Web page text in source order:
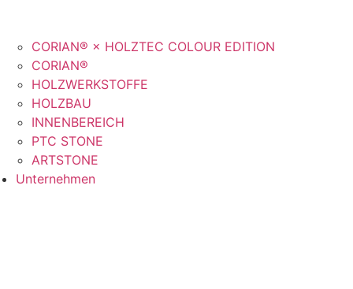
CORIAN® × HOLZTEC COLOUR EDITION
CORIAN®
HOLZWERKSTOFFE
HOLZBAU
INNENBEREICH
PTC STONE
ARTSTONE
Unternehmen